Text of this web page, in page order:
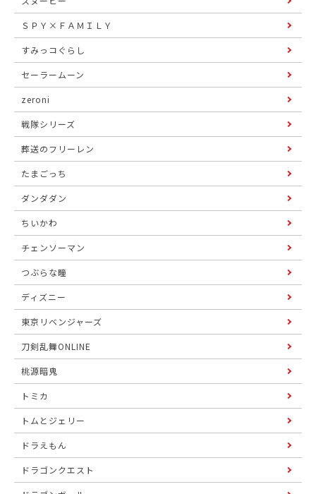
ＳＰＹ×ＦＡＭＩＬＹ
すみっコぐらし
セーラームーン
zeroni
戦隊シリーズ
葬送のフリーレン
たまごっち
ダンダダン
ちいかわ
チェンソーマン
つぶらな瞳
ディズニー
東京リベンジャーズ
刀剣乱舞ONLINE
桃源暗鬼
トミカ
トムとジェリー
ドラえもん
ドラゴンクエスト